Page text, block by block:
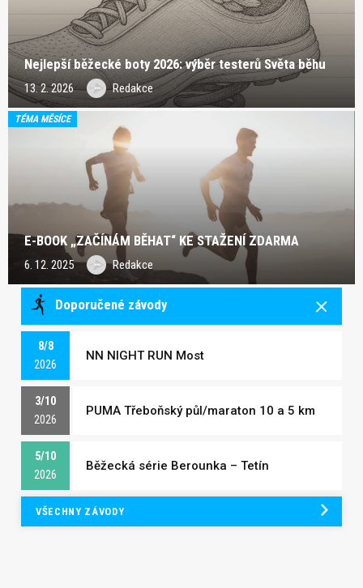
Nejlepší běžecké boty 2026: výběr testerů Světa běhu
13. 2. 2026 Redakce
TÉMA MĚSÍCE
E-BOOK „ZAČÍNÁM BĚHAT“ KE STAŽENÍ ZDARMA
6. 12. 2025 Redakce
Doporučené závody
8/8
2026
NN NIGHT RUN Most
3/10
2026
PUMA Třeboňský půl/maraton 10 a 5 km
5/10
2026
Běžecká série Berounka – Tetín
VŠECHNY ZÁVODY